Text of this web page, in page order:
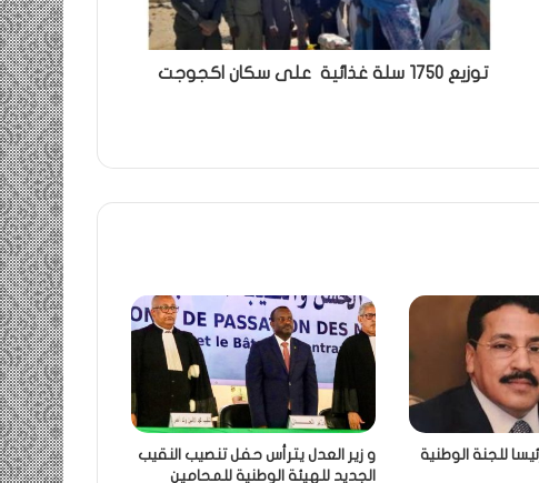
توزيع 1750 سلة غذائية على سكان اكجوجت
للجنة الوطنية
و زير العدل يترأس حفل تنصيب النقيب
الجديد للهيئة الوطنية للمحامين